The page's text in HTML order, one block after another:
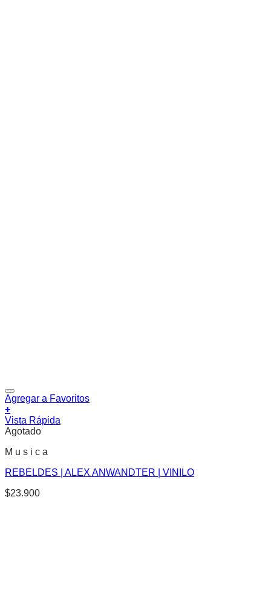
Agregar a Favoritos
+
Vista Rápida
Agotado
M u s i c a
REBELDES | ALEX ANWANDTER | VINILO
$23.900